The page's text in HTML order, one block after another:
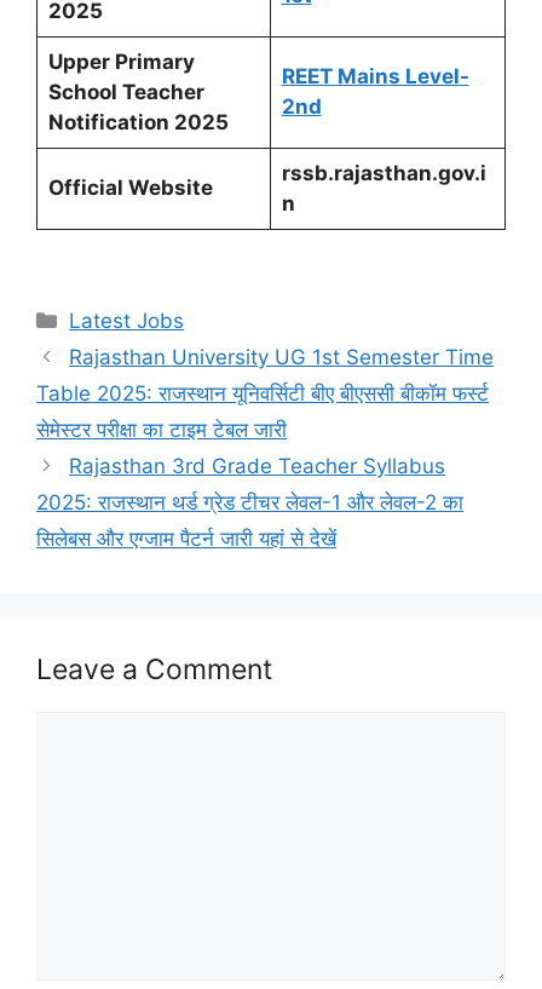
2025
Upper Primary
School Teacher
Notification 2025
REET Mains Level-
2nd
Official Website
rssb.rajasthan.gov.i
n
Categories
Latest Jobs
Rajasthan University UG 1st Semester Time
Table 2025: राजस्थान यूनिवर्सिटी बीए बीएससी बीकॉम फर्स्ट
सेमेस्टर परीक्षा का टाइम टेबल जारी
Rajasthan 3rd Grade Teacher Syllabus
2025: राजस्थान थर्ड ग्रेड टीचर लेवल-1 और लेवल-2 का
सिलेबस और एग्जाम पैटर्न जारी यहां से देखें
Leave a Comment